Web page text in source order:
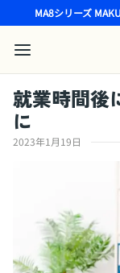
MA8シリーズ
就業時間後
に
2023年1月19日